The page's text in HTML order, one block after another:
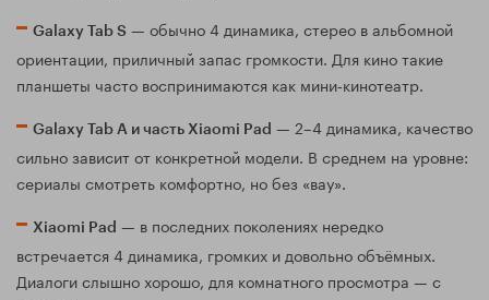
Galaxy Tab S — обычно 4 динамика, стерео в альбомной
ориентации, приличный запас громкости. Для кино такие
планшеты часто воспринимаются как мини‑кинотеатр.
Galaxy Tab A и часть Xiaomi Pad — 2–4 динамика, качество
сильно зависит от конкретной модели. В среднем на уровне:
сериалы смотреть комфортно, но без «вау».
Xiaomi Pad — в последних поколениях нередко
встречается 4 динамика, громких и довольно объёмных.
Диалоги слышно хорошо, для комнатного просмотра — с